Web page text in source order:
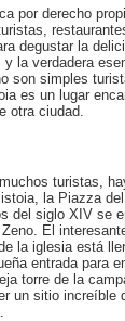
por derecho
degustar la
la verdadera
son simples
es un lugar
otra ciudad.
turistas,
la Piazza
del siglo XIV se
El
la iglesia está
entrada para
torre de la
un sitio